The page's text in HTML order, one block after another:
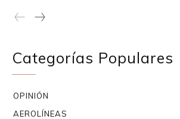
Categorías Populares
OPINIÓN
AEROLÍNEAS